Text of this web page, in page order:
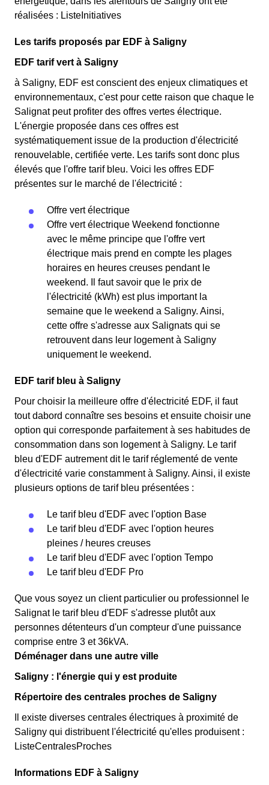
réalisées : ListeInitiatives
Les tarifs proposés par EDF à Saligny
EDF tarif vert à Saligny
à Saligny, EDF est conscient des enjeux climatiques et
environnementaux, c'est pour cette raison que chaque le
Salignat peut profiter des offres vertes électrique.
L'énergie proposée dans ces offres est
systématiquement issue de la production d'électricité
renouvelable, certifiée verte. Les tarifs sont donc plus
élevés que l'offre tarif bleu. Voici les offres EDF
présentes sur le marché de l'électricité :
Offre vert électrique
Offre vert électrique Weekend fonctionne
avec le même principe que l'offre vert
électrique mais prend en compte les plages
horaires en heures creuses pendant le
weekend. Il faut savoir que le prix de
l'électricité (kWh) est plus important la
semaine que le weekend a Saligny. Ainsi,
cette offre s'adresse aux Salignats qui se
retrouvent dans leur logement à Saligny
uniquement le weekend.
EDF tarif bleu à Saligny
Pour choisir la meilleure offre d'électricité EDF, il faut
tout dabord connaître ses besoins et ensuite choisir une
option qui corresponde parfaitement à ses habitudes de
consommation dans son logement à Saligny. Le tarif
bleu d'EDF autrement dit le tarif réglementé de vente
d'électricité varie constamment à Saligny. Ainsi, il existe
plusieurs options de tarif bleu présentées :
Le tarif bleu d'EDF avec l'option Base
Le tarif bleu d'EDF avec l'option heures
pleines / heures creuses
Le tarif bleu d'EDF avec l'option Tempo
Le tarif bleu d'EDF Pro
Que vous soyez un client particulier ou professionnel le
Salignat le tarif bleu d'EDF s'adresse plutôt aux
personnes détenteurs d'un compteur d'une puissance
comprise entre 3 et 36kVA.
Déménager dans une autre ville
Saligny : l'énergie qui y est produite
Répertoire des centrales proches de Saligny
Il existe diverses centrales électriques à proximité de
Saligny qui distribuent l'électricité qu'elles produisent :
ListeCentralesProches
Informations EDF à Saligny